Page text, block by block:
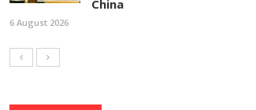
China
6 August 2026